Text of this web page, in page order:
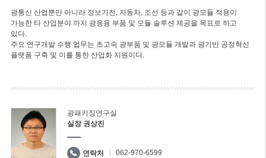
광통신 산업뿐만 아니라 정보가전, 자동차, 조선 등과 같이 광모듈 적용이
가능한 타 산업분야 까지 광응용 부품 및 모듈 솔루션 제공을 목표로 하고
있다.
주요 연구개발 수행 업무는 초고속 광부품 및 광모듈 개발과 광기반 공정혁신
플랫폼 구축 및 이를 통한 산업화 지원이다.
광패키징연구실
실장 권상진
연락처 062-970-6599